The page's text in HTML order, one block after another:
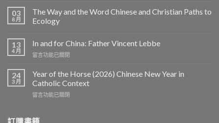
03
8 月
The Way and the Word Chinese and Christian Paths to
Ecology
13
4 月
In and for China: Father Vincent Lebbe
在
and
China:
Father
中
留言功能已關閉
24
3 月
Year of the Horse (2026) Chinese New Year in
Catholic Context
在
the
留言功能已關閉